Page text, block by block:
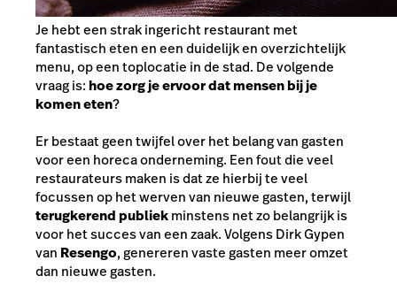
Je hebt een strak ingericht restaurant met
fantastisch eten en een duidelijk en overzichtelijk
menu, op een toplocatie in de stad. De volgende
vraag is:hoe zorg je ervoor dat mensen bij je
komen eten?
Er bestaat geen twijfel over het belang van gasten
voor een horeca onderneming. Een fout die veel
restaurateurs maken is dat ze hierbij te veel
focussen op het werven van nieuwe gasten, terwijl
terugkerend publiekminstens net zo belangrijk is
voor het succes van een zaak. Volgens Dirk Gypen
van Resengo, genereren vaste gasten meer omzet
dan nieuwe gasten.